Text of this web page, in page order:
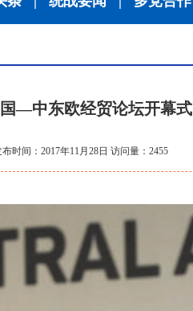
—中东欧经贸论坛开幕式
时间：2017年11月28日 访问量：2455